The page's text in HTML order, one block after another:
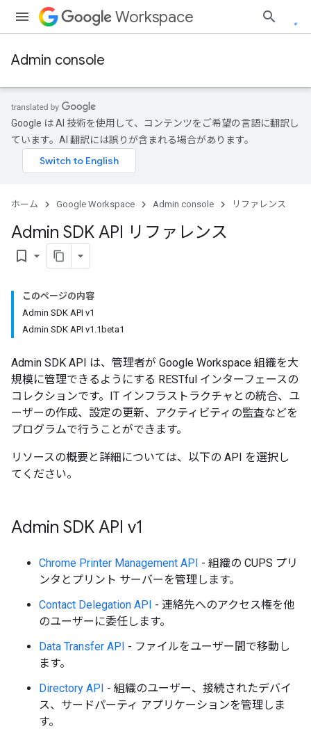
Workspace
Admin console
Google は AI 技術を使用して、コンテンツをご希望の言語に翻訳し
ています。AI 翻訳には誤りが含まれる場合があります。
ホーム Google Workspace Admin console リファレンス
Admin SDK API リファレンス
bookmark_border
このページの内容
Admin SDK API v1
Admin SDK API v1.1beta1
Admin SDK API は、管理者が Google Workspace 組織を大
規模に管理できるようにする RESTful インターフェースの
コレクションです。IT インフラストラクチャとの統合、ユ
ーザーの作成、設定の更新、アクティビティの監査などを
プログラムで行うことができます。
リソースの概要と詳細については、以下の API を選択し
てください。
Admin SDK API v1
Chrome Printer Management API - 組織の CUPS プリ
ンタとプリント サーバーを管理します。
Contact Delegation API - 連絡先へのアクセス権を他
のユーザーに委任します。
Data Transfer API - ファイルをユーザー間で移動し
ます。
Directory API - 組織のユーザー、接続されたデバイ
ス、サードパーティ アプリケーションを管理しま
す。